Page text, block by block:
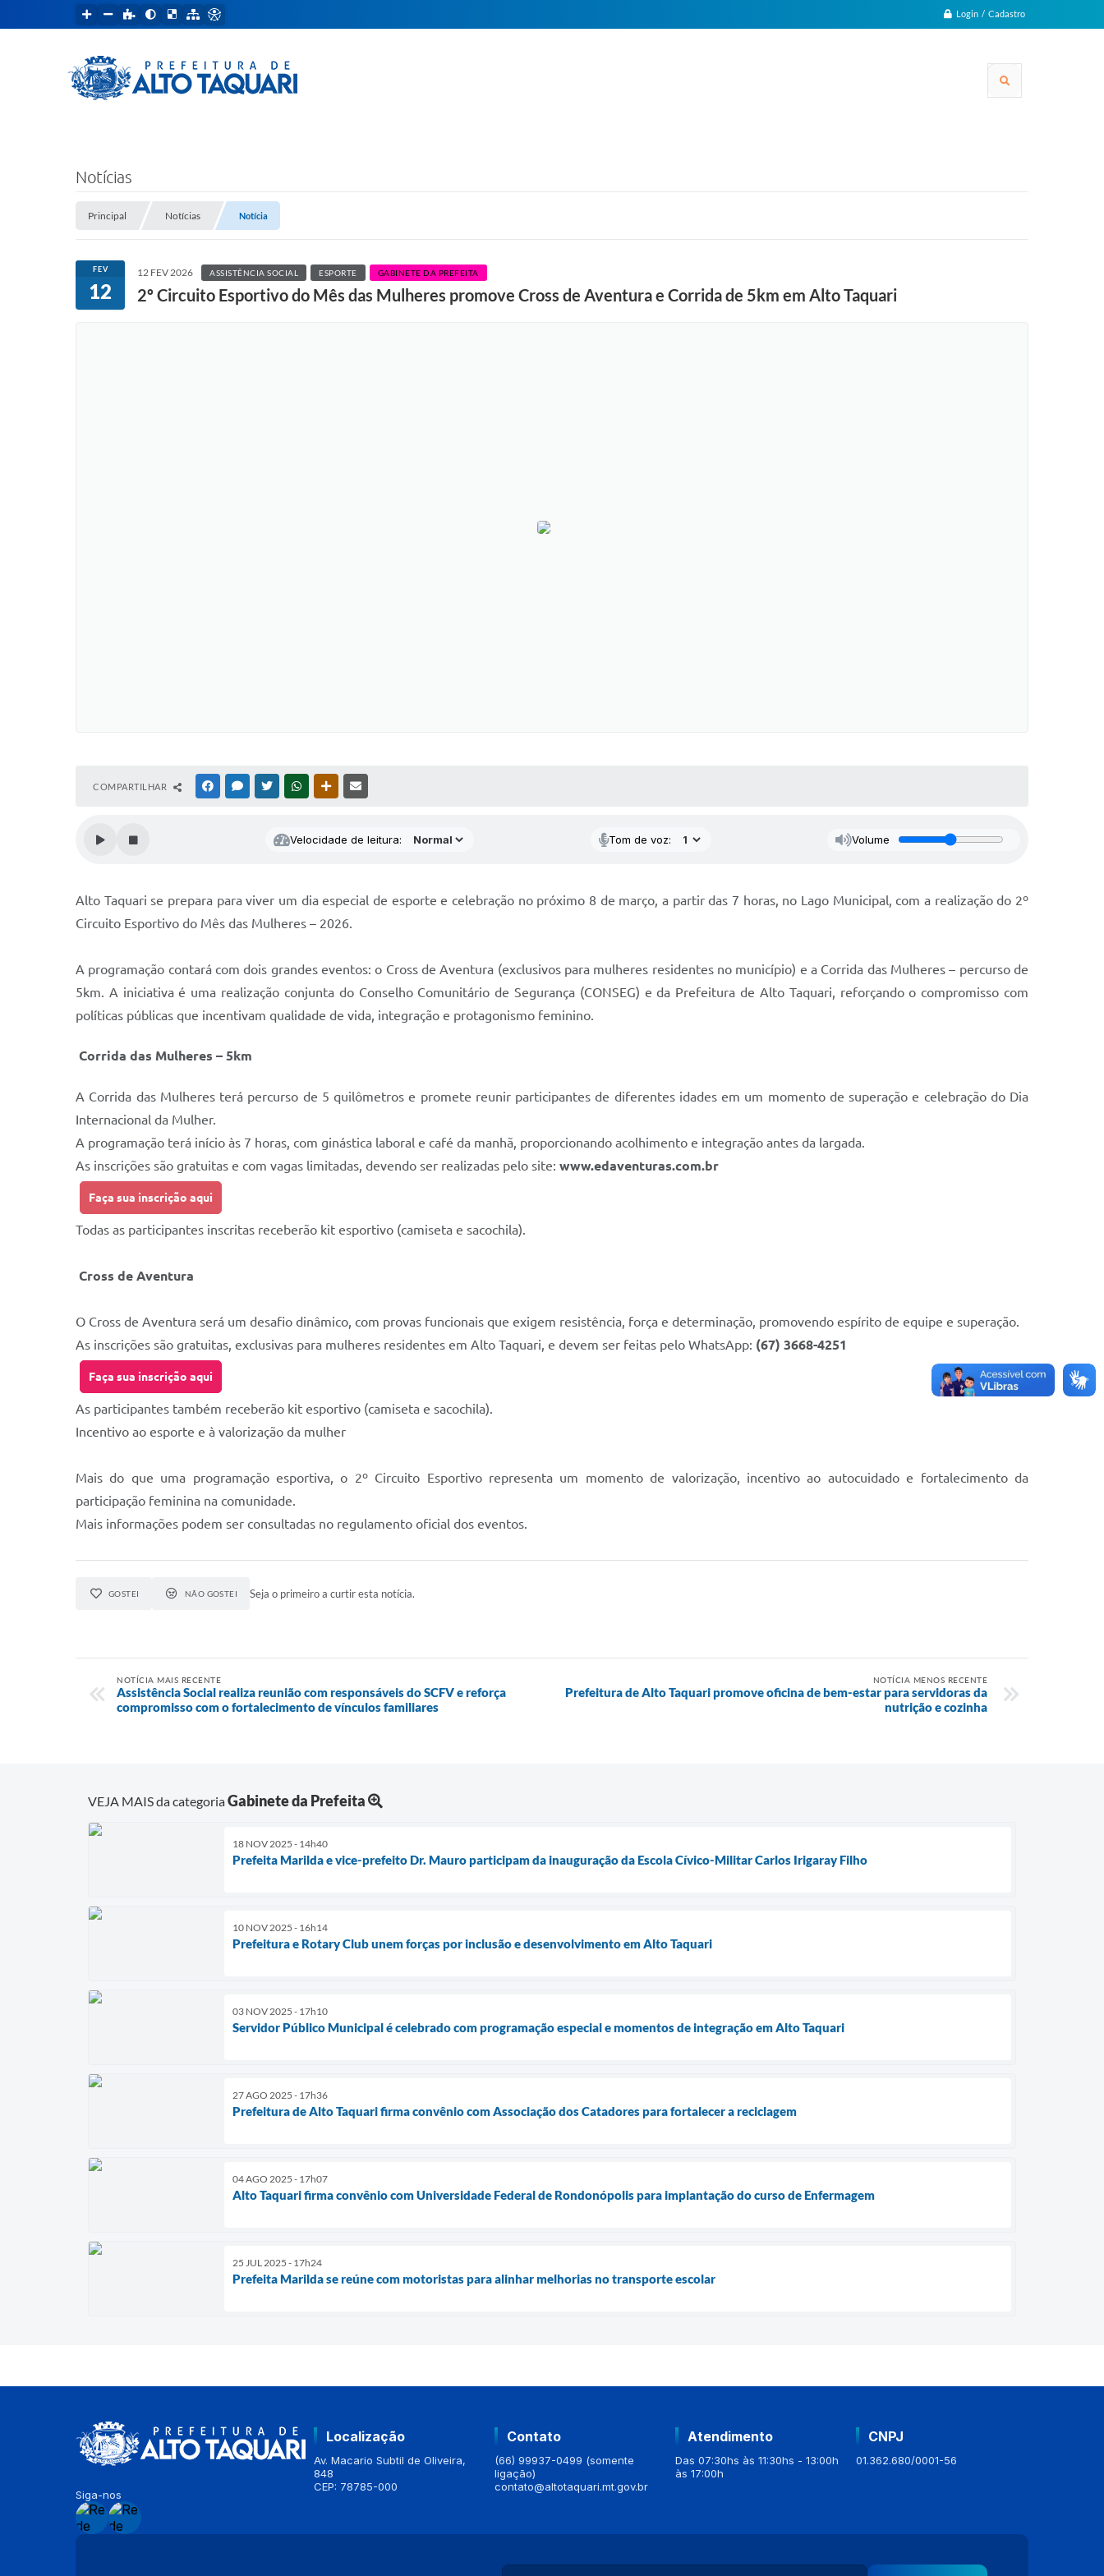
Login / Cadastro
Notícias
Principal Notícias Notícia
FEV
12
12 FEV 2026 ASSISTÊNCIA SOCIAL ESPORTE GABINETE DA PREFEITA
2º Circuito Esportivo do Mês das Mulheres promove Cross de Aventura e Corrida de 5km em Alto Taquari
COMPARTILHAR FACEBOOKMESSENGER
TWITTERWHATSAPPOUTRAS MÍDIAS
Velocidade de leitura: Tom de voz: Volume
Alto Taquari se prepara para viver um dia especial de esporte e celebração no próximo 8 de março, a partir das 7 horas, no Lago Municipal, com a realização do 2º
Circuito Esportivo do Mês das Mulheres – 2026.
A programação contará com dois grandes eventos: o Cross de Aventura (exclusivos para mulheres residentes no município) e a Corrida das Mulheres – percurso de
5km. A iniciativa é uma realização conjunta do Conselho Comunitário de Segurança (CONSEG) e da Prefeitura de Alto Taquari, reforçando o compromisso com
políticas públicas que incentivam qualidade de vida, integração e protagonismo feminino.
Corrida das Mulheres – 5km
A Corrida das Mulheres terá percurso de 5 quilômetros e promete reunir participantes de diferentes idades em um momento de superação e celebração do Dia
Internacional da Mulher.
A programação terá início às 7 horas, com ginástica laboral e café da manhã, proporcionando acolhimento e integração antes da largada.
As inscrições são gratuitas e com vagas limitadas, devendo ser realizadas pelo site: www.edaventuras.com.br
Faça sua inscrição aqui
Todas as participantes inscritas receberão kit esportivo (camiseta e sacochila).
Cross de Aventura
O Cross de Aventura será um desafio dinâmico, com provas funcionais que exigem resistência, força e determinação, promovendo espírito de equipe e superação.
As inscrições são gratuitas, exclusivas para mulheres residentes em Alto Taquari, e devem ser feitas pelo WhatsApp: (67) 3668-4251
Faça sua inscrição aqui
As participantes também receberão kit esportivo (camiseta e sacochila).
Incentivo ao esporte e à valorização da mulher
Mais do que uma programação esportiva, o 2º Circuito Esportivo representa um momento de valorização, incentivo ao autocuidado e fortalecimento da
participação feminina na comunidade.
Mais informações podem ser consultadas no regulamento oficial dos eventos.
GOSTEI NÃO GOSTEI Seja o primeiro a curtir esta notícia.
NOTÍCIA MAIS RECENTE
Assistência Social realiza reunião com responsáveis do SCFV e reforça
compromisso com o fortalecimento de vínculos familiares
NOTÍCIA MENOS RECENTE
Prefeitura de Alto Taquari promove oficina de bem-estar para servidoras da
nutrição e cozinha
VEJA MAIS da categoriaGabinete da Prefeita
18 NOV 2025 - 14h40
Prefeita Marilda e vice-prefeito Dr. Mauro participam da inauguração da Escola Cívico-Militar Carlos Irigaray Filho
10 NOV 2025 - 16h14
Prefeitura e Rotary Club unem forças por inclusão e desenvolvimento em Alto Taquari
03 NOV 2025 - 17h10
Servidor Público Municipal é celebrado com programação especial e momentos de integração em Alto Taquari
27 AGO 2025 - 17h36
Prefeitura de Alto Taquari firma convênio com Associação dos Catadores para fortalecer a reciclagem
04 AGO 2025 - 17h07
Alto Taquari firma convênio com Universidade Federal de Rondonópolis para implantação do curso de Enfermagem
25 JUL 2025 - 17h24
Prefeita Marilda se reúne com motoristas para alinhar melhorias no transporte escolar
Siga-nos
Localização
Av. Macario Subtil de Oliveira,
848
CEP: 78785-000
Contato
(66) 99937-0499 (somente
ligação)
contato@altotaquari.mt.gov.br
Atendimento
Das 07:30hs às 11:30hs - 13:00h
às 17:00h
CNPJ
01.362.680/0001-56